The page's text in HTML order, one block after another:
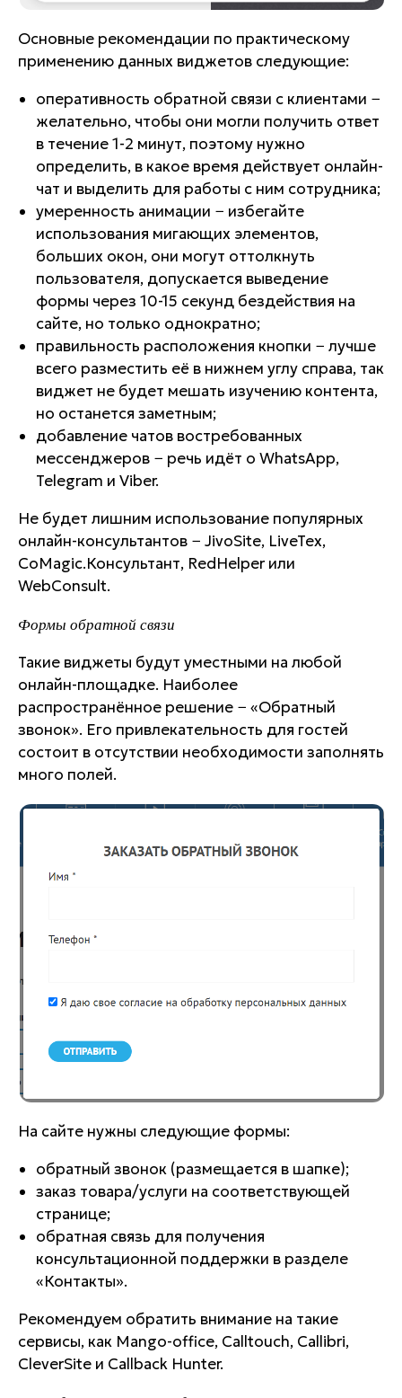
Основные рекомендации по практическому
применению данных виджетов следующие:
оперативность обратной связи с клиентами −
желательно, чтобы они могли получить ответ
в течение 1-2 минут, поэтому нужно
определить, в какое время действует онлайн-
чат и выделить для работы с ним сотрудника;
умеренность анимации − избегайте
использования мигающих элементов,
больших окон, они могут оттолкнуть
пользователя, допускается выведение
формы через 10-15 секунд бездействия на
сайте, но только однократно;
правильность расположения кнопки − лучше
всего разместить её в нижнем углу справа, так
виджет не будет мешать изучению контента,
но останется заметным;
добавление чатов востребованных
мессенджеров − речь идёт о WhatsApp,
Telegram и Viber.
Не будет лишним использование популярных
онлайн-консультантов − JivoSite, LiveTex,
CoMagic.Консультант, RedHelper или
WebConsult.
Формы обратной связи
Такие виджеты будут уместными на любой
онлайн-площадке. Наиболее
распространённое решение − «Обратный
звонок». Его привлекательность для гостей
состоит в отсутствии необходимости заполнять
много полей.
На сайте нужны следующие формы:
обратный звонок (размещается в шапке);
заказ товара/услуги на соответствующей
странице;
обратная связь для получения
консультационной поддержки в разделе
«Контакты».
Рекомендуем обратить внимание на такие
сервисы, как Mango-office, Calltouch, Callibri,
CleverSite и Callback Hunter.